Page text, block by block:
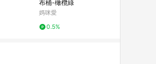
布桶-橄欖綠
媽咪愛
0.5%